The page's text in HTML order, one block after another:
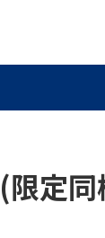
限定